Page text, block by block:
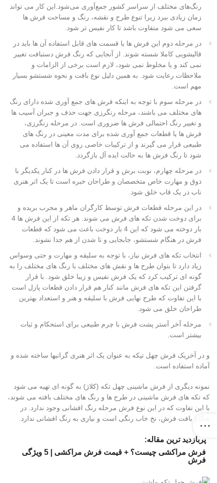
رنگ‌های مختلف از سراسر کشور جمع‌آوری می‌شود.این کار می تواند
زمان زیادی ببرد زیرا تنوع طرح و نقشه، رنگ و مساحت فرش ها
سعی می شود متفاوت باشد تا کار نفیس تر شود.
در مرحله دوم این فرش ها یا قسمت های قابل استفاده آن ها باید در
قالیشویی کاملا شسته شوند. از آنجایی که رنگ فرش دستبافت تغییر
نمی کند و یا مخلوط نمی شود، لازم است برخی از الزامات و
ملاحظات رعایت شود. به همین دلیل نوع بافت و نحوه شستشو بسیار
مهم است.
در مرحله سوم با توجه به اینکه فرش های جمع آوری شده دارای رنگ
های مختلف می باشند، مرحله رنگرزی جهت حذف و جبران آسیب ها
و تغییر رنگ احتمالی فرش ها ضروری است. در مرحله رنگرزی،
فرش ها یا قطعات جمع آوری شده برای مدت معینی در رنگ های
طبیعی قرار می گیرند و از ترکیبات خاصی روی آن ها استفاده می
شود تا رنگ فرش ها به حالت ایده آل بازگردد.
در مرحله چهارم، نوبت برش و قرار دادن فرش ها در کنار یکدیگر با
ذوق و مهارت خاص متخصصان و طراحان خبره است تا یک اثر هنری
ناب در یک قاب خلق شود.
در این مرحله قطعات فرش توسط کارگران ماهر و مجرب بریده و
برای دوخت شدن تکه های فرش می شوند. هر تکه از این فرش ها 4
بار دوخته می شود که این 4 بار دوخت باعث می شود که قطعات
فرش در هنگام شستشو، جابجایی و تا شدن از هم جدا نشوند.
انتخاب تکه های فرش نیاز، با توجه به سلیقه و مهارت و حتی وسواس
زیاد دارد تا بتوان طرح ها و نقش های مختلف با رنگ های مختلف را به
گونه ای ترکیب کرد که یک فرش نفیس و زیبا خلق شود. با قرار
گرفتن این تکه های فرش مانند کنار هم قرار دادن قطعات پازل است
با این تفاوت که طرح نهایی فرش با سلیقه و هنر و استعداد بهترین
طراحان خلق می شود.
مرحله آخر آستر پشت فرش با چرم طبیعی برای استحکام و ثبات
بیشتر است.
و در آخریک فرش چهل تیکه به عنوان یک اثر هنری گرانبها ساخته شده و
آماده استفاده است.
نمونه دیگری از فرش ماشینی چهل تکه (کلاژ) به گونه ای تهیه می شود
که تکه های فرش ماشینی در طرح ها و رنگ های مختلف بافته می شوند،
با این تفاوت که در این نوع فرش مرحله رنگ افشانی وجود ندارد. در
هنگام بافت فرش، نخ خاب رنگی است و نیازی به رنگ افشانی ندارد.
پربازدید ترین مقاله:
فرش مراکشی چیست؟ + قیمت فرش مراکشی | 5 ویژگی
فرش